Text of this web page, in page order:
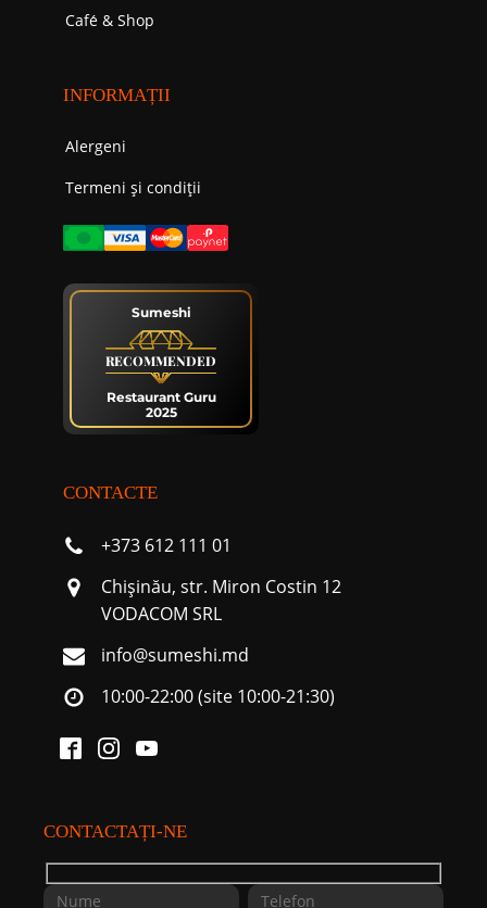
Cafе́ & Shop
INFORMAȚII
Alergeni
Termeni și condiții
Sumeshi
RECOMMENDED
Restaurant Guru
2025
CONTACTE
+373 612 111 01
Chişinău, str. Miron Costin 12
VODACOM SRL
info@sumeshi.md
10:00-22:00 (site 10:00-21:30)
CONTACTAȚI-NE